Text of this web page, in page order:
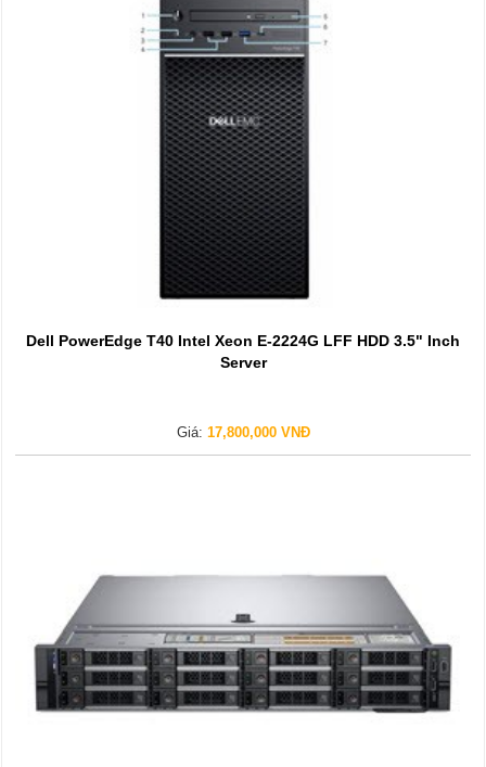
Dell PowerEdge T40 Intel Xeon E-2224G LFF HDD 3.5" Inch
Server
Giá: 17,800,000 VNĐ